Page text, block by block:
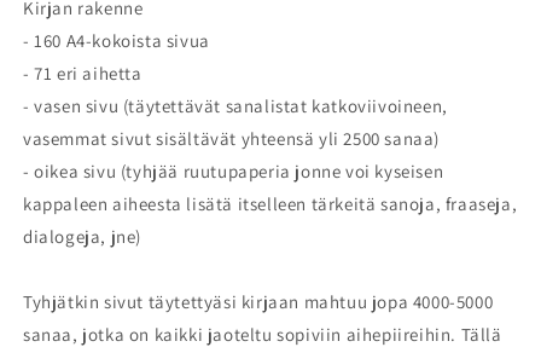
Kirjan rakenne
- 160 A4-kokoista sivua
- 71 eri aihetta
- vasen sivu (täytettävät sanalistat katkoviivoineen,
vasemmat sivut sisältävät yhteensä yli 2500 sanaa)
- oikea sivu (tyhjää ruutupaperia jonne voi kyseisen
kappaleen aiheesta lisätä itselleen tärkeitä sanoja, fraaseja,
dialogeja, jne)
Tyhjätkin sivut täytettyäsi kirjaan mahtuu jopa 4000-5000
sanaa, jotka on kaikki jaoteltu sopiviin aihepiireihin. Tällä